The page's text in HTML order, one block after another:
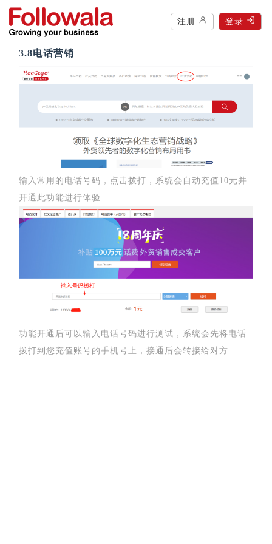
注册 登录
3.8电话营销
输入常用的电话号码，点击拨打，系统会自动充值10元并
开通此功能进行体验
功能开通后可以输入电话号码进行测试，系统会先将电话
拨打到您充值账号的手机号上，接通后会转接给对方